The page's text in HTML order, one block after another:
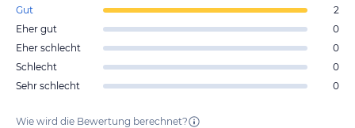
Gut
2
Eher gut
0
Eher schlecht
0
Schlecht
0
Sehr schlecht
0
Wie wird die Bewertung berechnet?